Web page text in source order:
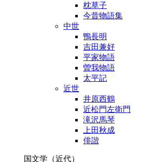
枕草子
今昔物語集
中世
鴨長明
吉田兼好
平家物語
曽我物語
太平記
近世
井原西鶴
近松門左衛門
滝沢馬琴
上田秋成
俳諧
国文学（近代）